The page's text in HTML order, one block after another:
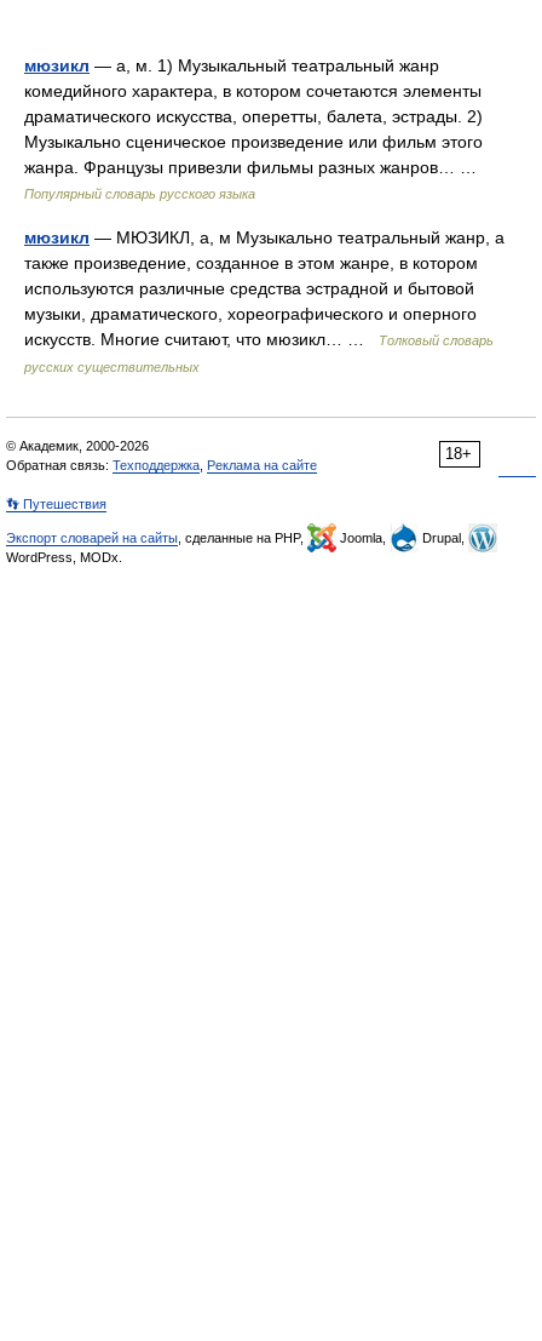
мюзикл — а, м. 1) Музыкальный театральный жанр
комедийного характера, в котором сочетаются элементы
драматического искусства, оперетты, балета, эстрады. 2)
Музыкально сценическое произведение или фильм этого
жанра. Французы привезли фильмы разных жанров… …
Популярный словарь русского языка
мюзикл — МЮЗИКЛ, а, м Музыкально театральный жанр, а
также произведение, созданное в этом жанре, в котором
используются различные средства эстрадной и бытовой
музыки, драматического, хореографического и оперного
искусств. Многие считают, что мюзикл… …
Толковый словарь
русских существительных
18+
© Академик, 2000-2026
Обратная связь: Техподдержка Реклама на сайте
👣 Путешествия
Экспорт словарей на сайты , сделанные на PHP, Joomla,
Drupal,
WordPress, MODx.